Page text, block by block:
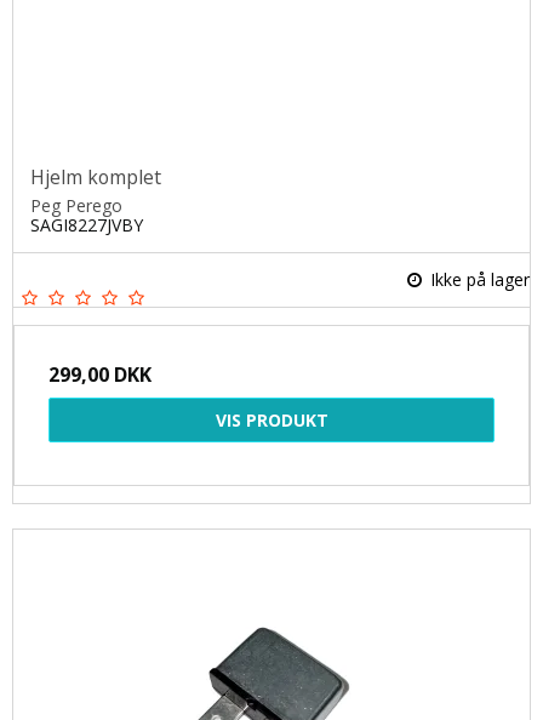
Hjelm komplet
Peg Perego
SAGI8227JVBY
Ikke på lager
299,00 DKK
VIS PRODUKT